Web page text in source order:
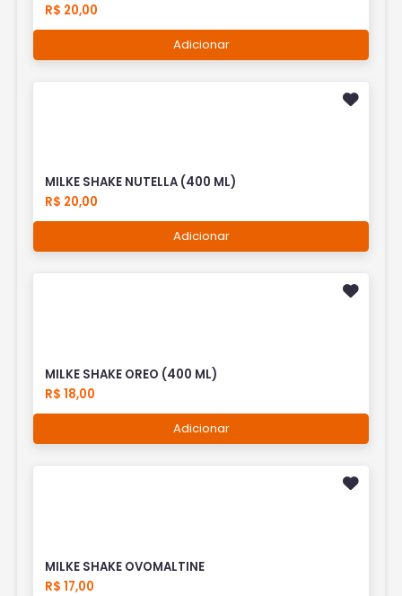
R$ 20,00
Adicionar
MILKE SHAKE NUTELLA (400 ML)
R$ 20,00
Adicionar
MILKE SHAKE OREO (400 ML)
R$ 18,00
Adicionar
MILKE SHAKE OVOMALTINE
R$ 17,00